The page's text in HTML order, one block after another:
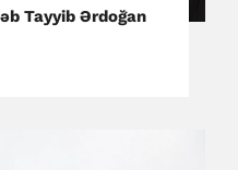
Tayyib Ərdoğan